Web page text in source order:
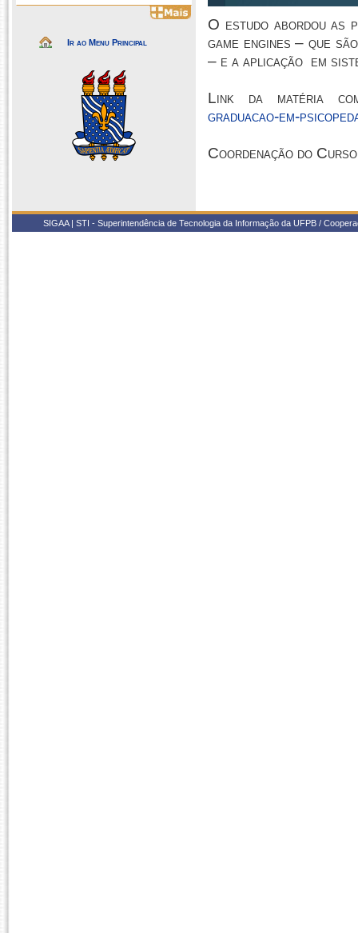
Ir ao Menu Principal
O estudo abordou as
game engines – que
– e a aplicação em
Link da matéria
graduacao-em-
Coordenação do
SIGAA | STI - Superintendência de Tecnologia da Informação da UFPB /